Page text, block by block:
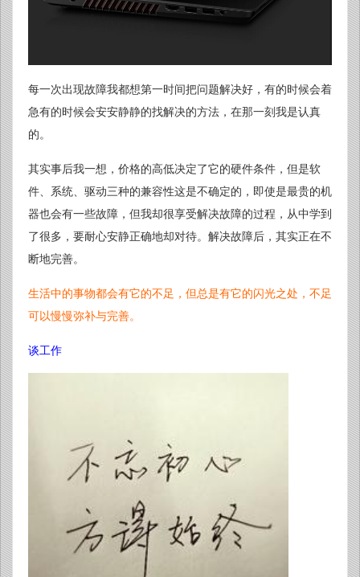
每一次出现故障我都想第一时间把问题解决好，有的时候会着
急有的时候会安安静静的找解决的方法，在那一刻我是认真
的。
其实事后我一想，价格的高低决定了它的硬件条件，但是软
件、系统、驱动三种的兼容性这是不确定的，即使是最贵的机
器也会有一些故障，但我却很享受解决故障的过程，从中学到
了很多，要耐心安静正确地却对待。解决故障后，其实正在不
断地完善。
生活中的事物都会有它的不足，但总是有它的闪光之处，不足
可以慢慢弥补与完善。
谈工作